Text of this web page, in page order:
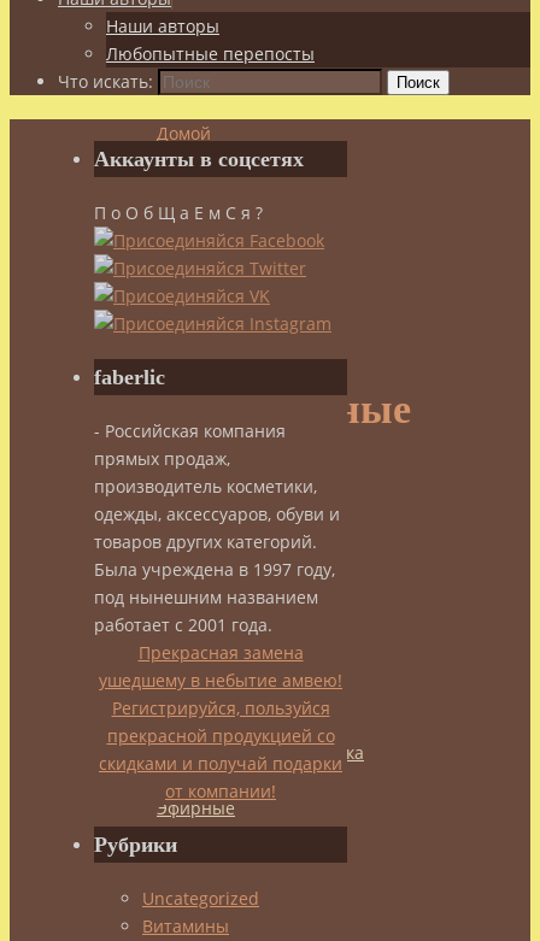
Наши авторы
Любопытные перепосты
Что искать:
Поиск
Домой
Здоровье
лени
Любопытные
факты
о
запахах
Любопытные
факты
о
запахах
admin
20.02.2014
24.05.2014 Профилактика
Эфирные
ароматы
Аккаунты в соцсетях
П о О б Щ а Е м С я ?
faberlic
- Российская компания
прямых продаж,
производитель косметики,
одежды, аксессуаров, обуви и
товаров других категорий.
Была учреждена в 1997 году,
под нынешним названием
работает с 2001 года.
Прекрасная замена
ушедшему в небытие амвею!
Регистрируйся, пользуйся
прекрасной продукцией со
скидками и получай подарки
от компании!
Рубрики
Uncategorized
Витамины